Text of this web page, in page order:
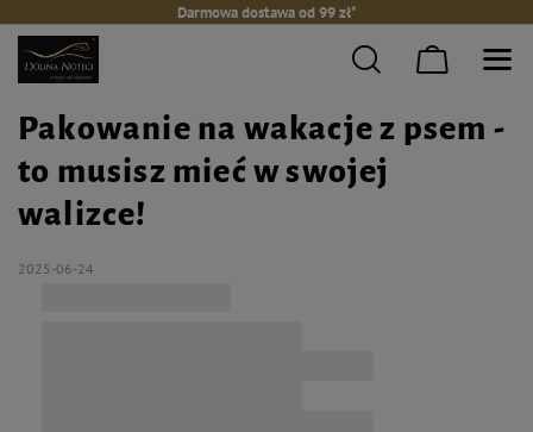
Darmowa dostawa od 99 zł*
Pakowanie na wakacje z psem -
to musisz mieć w swojej
walizce!
2025-06-24